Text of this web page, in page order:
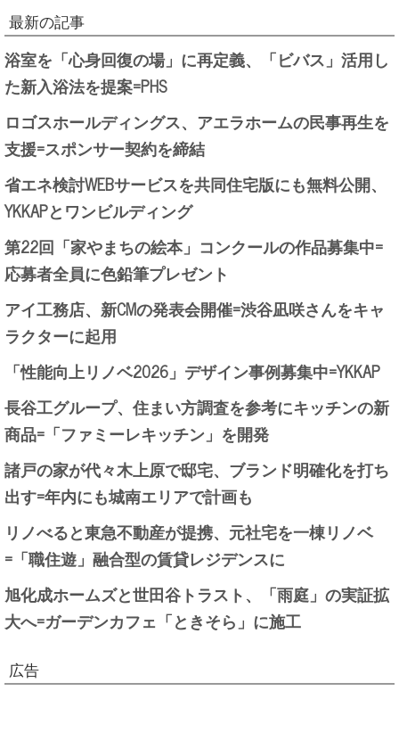
最新の記事
浴室を「心身回復の場」に再定義、「ビバス」活用し
た新入浴法を提案=PHS
ロゴスホールディングス、アエラホームの民事再生を
支援=スポンサー契約を締結
省エネ検討WEBサービスを共同住宅版にも無料公開、
YKKAPとワンビルディング
第22回「家やまちの絵本」コンクールの作品募集中=
応募者全員に色鉛筆プレゼント
アイ工務店、新CMの発表会開催=渋谷凪咲さんをキャ
ラクターに起用
「性能向上リノベ2026」デザイン事例募集中=YKKAP
長谷工グループ、住まい方調査を参考にキッチンの新
商品=「ファミーレキッチン」を開発
諸戸の家が代々木上原で邸宅、ブランド明確化を打ち
出す=年内にも城南エリアで計画も
リノべると東急不動産が提携、元社宅を一棟リノベ
=「職住遊」融合型の賃貸レジデンスに
旭化成ホームズと世田谷トラスト、「雨庭」の実証拡
大へ=ガーデンカフェ「ときそら」に施工
広告